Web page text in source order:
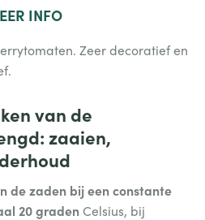
INFO
Zeer decoratief en
van de
zaaien,
de zaden bij een constante
20 gradenCelsius, bij